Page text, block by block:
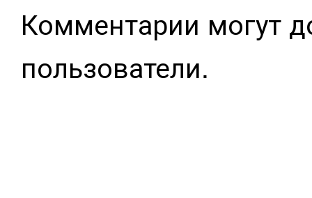
Комментарии могут
пользователи.